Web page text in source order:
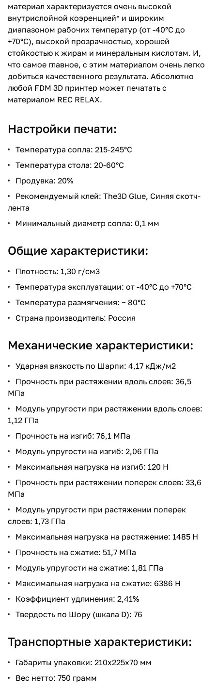
материал характеризуется очень высокой
внутрислойной коэренцией* и широким
диапазоном рабочих температур (от -40°C до
+70°C), высокой прозрачностью, хорошей
стойкостью к жирам и минеральным кислотам. И,
что самое главное, с этим материалом очень легко
добиться качественного результата. Абсолютно
любой FDM 3D принтер может печатать с
материалом REC RELAX.
Настройки печати:
Температура сопла: 215-245°C
Температура стола: 20-60°C
Продувка: 20%
Рекомендуемый клей: The3D Glue, Синяя скотч-
лента
Минимальный диаметр сопла: 0,1 мм
Общие характеристики:
Плотность: 1,30 г/см3
Температура эксплуатации: от -40°С до +70°С
Температура размягчения: ~ 80°C
Страна производитель: Россия
Механические характеристики:
Ударная вязкость по Шарпи: 4,17 кДж/м2
Прочность при растяжении вдоль слоев: 36,5
МПа
Модуль упругости при растяжении вдоль слоев:
1,12 ГПа
Прочность на изгиб: 76,1 МПа
Модуль упругости на изгиб: 2,06 ГПа
Максимальная нагрузка на изгиб: 120 Н
Прочность при растяжении поперек слоев: 33,6
МПа
Модуль упругости при растяжении поперек
слоев: 1,73 ГПа
Максимальная нагрузка на растяжение: 1485 Н
Прочность на сжатие: 51,7 МПа
Модуль упругости на сжатие: 1,81 ГПа
Максимальная нагрузка на сжатие: 6386 Н
Коэффициент удлинения: 2,41%
Твердость по Шору (шкала D): 76
Транспортные характеристики:
Габариты упаковки: 210х225х70 мм
Вес нетто: 750 грамм